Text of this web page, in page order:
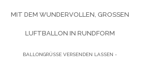
MIT DEM WUNDERVOLLEN, GROSSEN L
UFTBALLON IN RUNDFORM
BALLONGRÜSSE VERSENDEN LASSEN - L